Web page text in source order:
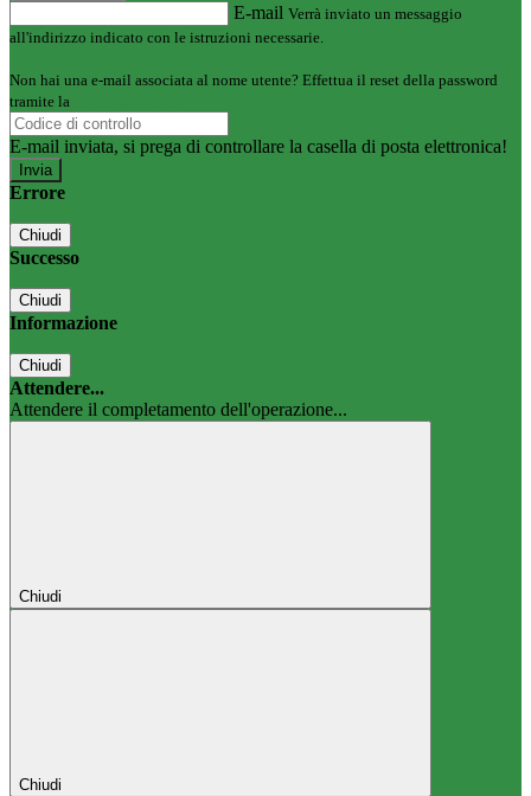
E-mail Verrà inviato un messaggio
all'indirizzo indicato con le istruzioni necessarie.
Non hai una e-mail associata al nome utente? Effettua il reset della password
tramite la
E-mail inviata, si prega di controllare la casella di posta elettronica!
Errore
Chiudi
Successo
Chiudi
Informazione
Chiudi
Attendere...
Attendere il completamento dell'operazione...
Chiudi
Chiudi